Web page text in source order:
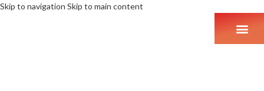
Skip to navigation Skip to main content